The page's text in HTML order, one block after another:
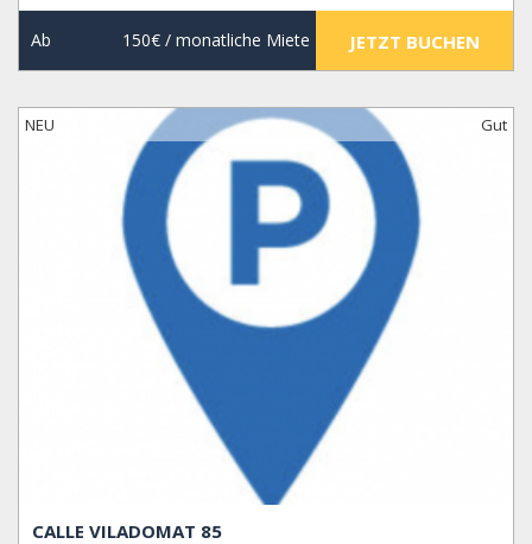
Ab 150€/ monatliche Miete JETZT BUCHEN
NEU Gut
CALLE VILADOMAT 85